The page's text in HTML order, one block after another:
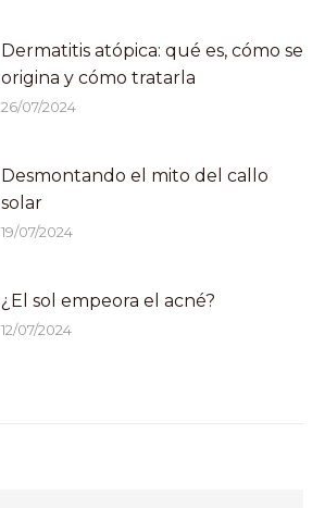
Dermatitis atópica: qué es, cómo se
origina y cómo tratarla
26/07/2024
Desmontando el mito del callo
solar
19/07/2024
¿El sol empeora el acné?
12/07/2024